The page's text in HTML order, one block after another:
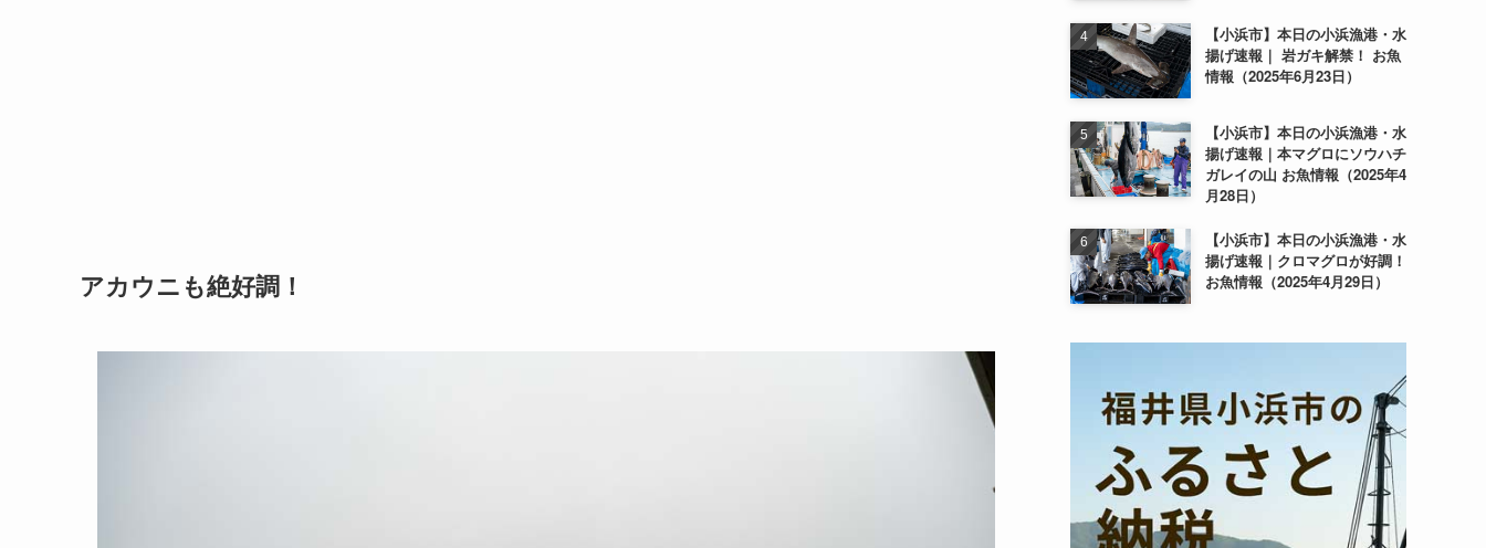
アカウニも絶好調！
【小浜市】本日の小浜漁港・水
揚げ速報｜ 岩ガキ解禁！ お魚
情報（2025年6月23日）
【小浜市】本日の小浜漁港・水
揚げ速報｜本マグロにソウハチ
ガレイの山 お魚情報（2025年4
月28日）
【小浜市】本日の小浜漁港・水
揚げ速報｜クロマグロが好調！
お魚情報（2025年4月29日）